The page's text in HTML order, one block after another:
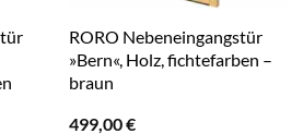
RORO Nebeneingangstür
»Bern«, Holz, fichtefarben –
braun
499,00€